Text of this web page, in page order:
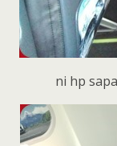
ni hp